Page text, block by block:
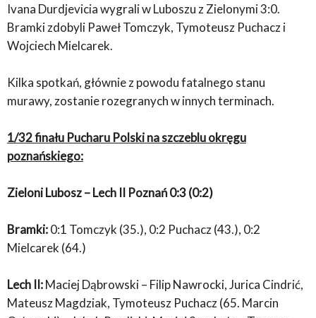
Ivana Durdjevicia wygrali w Luboszu z Zielonymi 3:0.
Bramki zdobyli Paweł Tomczyk, Tymoteusz Puchacz i
Wojciech Mielcarek.
Kilka spotkań, głównie z powodu fatalnego stanu
murawy, zostanie rozegranych w innych terminach.
1/32 finału Pucharu Polski na szczeblu okręgu
poznańskiego:
Zieloni Lubosz – Lech II Poznań 0:3 (0:2)
Bramki:0:1 Tomczyk (35.), 0:2 Puchacz (43.), 0:2
Mielcarek (64.)
Lech II:Maciej Dąbrowski – Filip Nawrocki, Jurica Cindrić,
Mateusz Magdziak, Tymoteusz Puchacz (65. Marcin